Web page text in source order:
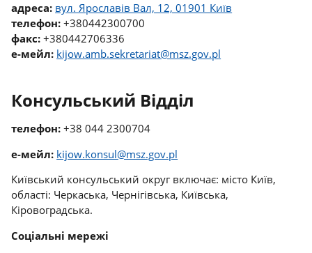
адреса: вул. Ярославів Вал, 12, 01901 Київ
телефон: +380442300700
факс: +380442706336
е-мейл: kijow.amb.sekretariat@msz.gov.pl
Консульський Відділ
телефон:+38 044 2300704
е-мейл: kijow.konsul@msz.gov.pl
Київський консульський округ включає: місто Київ,
області: Черкаська, Чернігівська, Київська,
Кіровоградська.
Соціальні мережі